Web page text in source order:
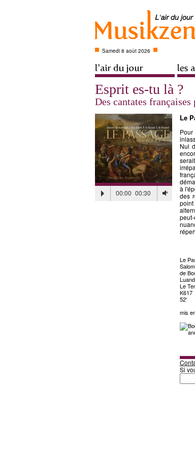
Samedi 8 août 2026
Esprit es-tu là ?
Des cantates françaises
00:00 00:30
Le
Nul
à
des
Le
de
Le
K617
52'
mis
Si